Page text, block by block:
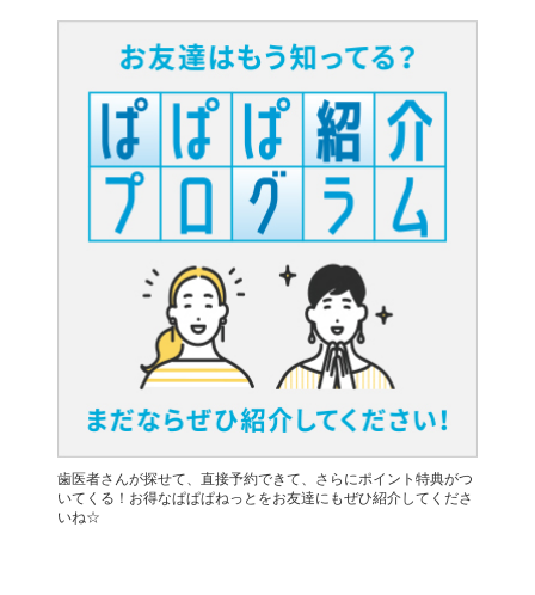
歯医者さんが探せて、直接予約できて、さらにポイント特典がつ
いてくる！お得なぱぱぱねっとをお友達にもぜひ紹介してくださ
いね☆